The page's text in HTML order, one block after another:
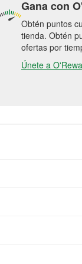
Gana con
Obtén puntos
tienda. Obtén
ofertas por
Únete a
Auto
y aceite usado,
realizar en línea